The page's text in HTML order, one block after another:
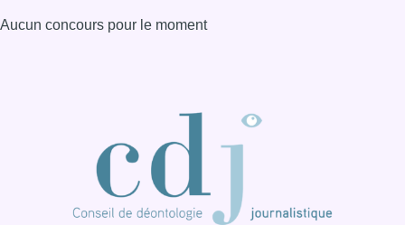
Aucun concours pour le moment